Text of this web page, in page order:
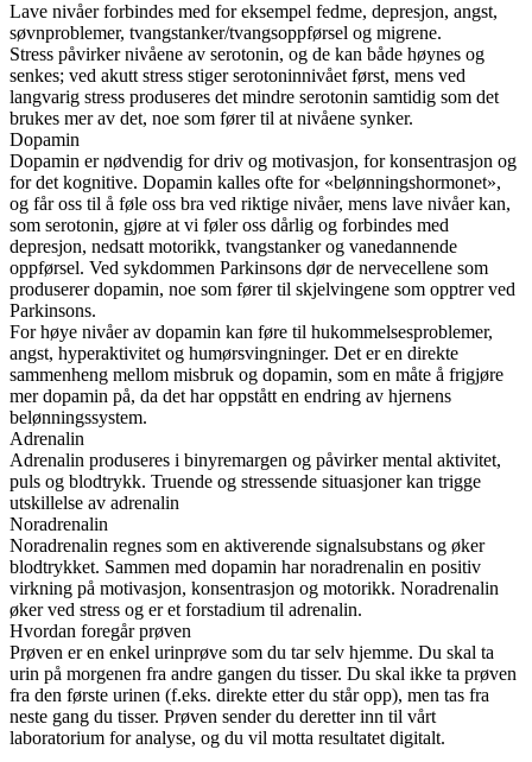
Lave nivåer forbindes med for eksempel fedme, depresjon, angst,
søvnproblemer, tvangstanker/tvangsoppførsel og migrene.
Stress påvirker nivåene av serotonin, og de kan både høynes og
senkes; ved akutt stress stiger serotoninnivået først, mens ved
langvarig stress produseres det mindre serotonin samtidig som det
brukes mer av det, noe som fører til at nivåene synker.
Dopamin
Dopamin er nødvendig for driv og motivasjon, for konsentrasjon og
for det kognitive. Dopamin kalles ofte for «belønningshormonet»,
og får oss til å føle oss bra ved riktige nivåer, mens lave nivåer kan,
som serotonin, gjøre at vi føler oss dårlig og forbindes med
depresjon, nedsatt motorikk, tvangstanker og vanedannende
oppførsel. Ved sykdommen Parkinsons dør de nervecellene som
produserer dopamin, noe som fører til skjelvingene som opptrer ved
Parkinsons.
For høye nivåer av dopamin kan føre til hukommelsesproblemer,
angst, hyperaktivitet og humørsvingninger. Det er en direkte
sammenheng mellom misbruk og dopamin, som en måte å frigjøre
mer dopamin på, da det har oppstått en endring av hjernens
belønningssystem.
Adrenalin
Adrenalin produseres i binyremargen og påvirker mental aktivitet,
puls og blodtrykk. Truende og stressende situasjoner kan trigge
utskillelse av adrenalin
Noradrenalin
Noradrenalin regnes som en aktiverende signalsubstans og øker
blodtrykket. Sammen med dopamin har noradrenalin en positiv
virkning på motivasjon, konsentrasjon og motorikk. Noradrenalin
øker ved stress og er et forstadium til adrenalin.
Hvordan foregår prøven
Prøven er en enkel urinprøve som du tar selv hjemme. Du skal ta
urin på morgenen fra andre gangen du tisser. Du skal ikke ta prøven
fra den første urinen (f.eks. direkte etter du står opp), men tas fra
neste gang du tisser. Prøven sender du deretter inn til vårt
laboratorium for analyse, og du vil motta resultatet digitalt.